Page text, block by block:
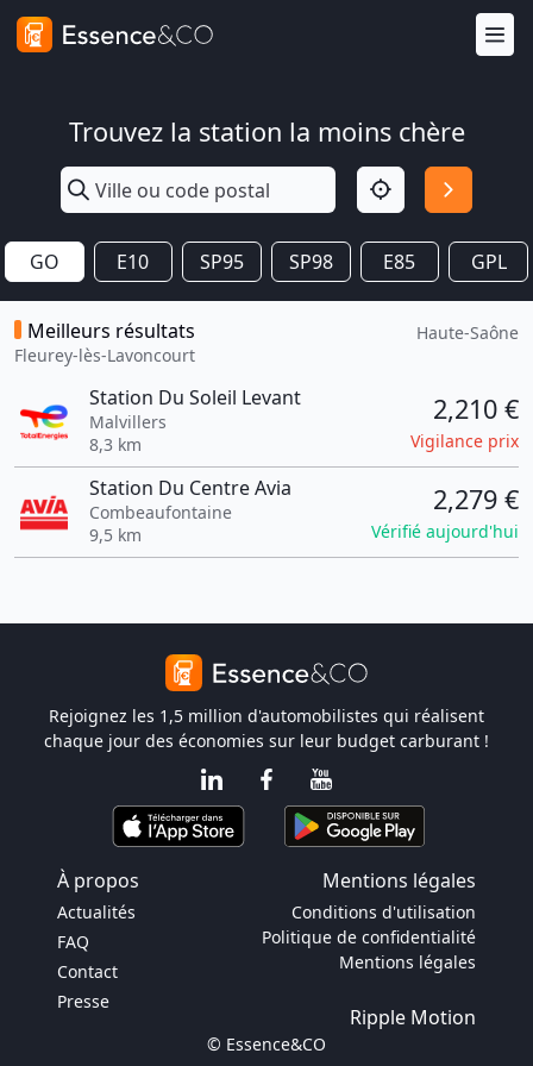
Trouvez la station la moins chère
GO E10 SP95 SP98 E85 GPL
Meilleurs résultats
Fleurey-lès-Lavoncourt
Haute-Saône
Station Du Soleil Levant
Malvillers
8,3 km
2,210 €
Vigilance prix
Station Du Centre Avia
Combeaufontaine
9,5 km
2,279 €
Vérifié aujourd'hui
Rejoignez les 1,5 million d'automobilistes qui réalisent
chaque jour des économies sur leur budget carburant !
À propos Mentions légales
Actualités
FAQ
Contact
Presse
Conditions d'utilisation
Politique de confidentialité
Mentions légales
Ripple Motion
© Essence&CO